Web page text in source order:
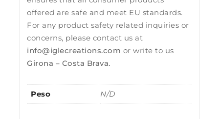
offered are safe and meet EU standards.
For any product safety related inquiries or
concerns, please contact us at
info@iglecreations.com or write to us
Girona – Costa Brava.
Peso N/D